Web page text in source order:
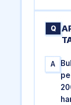
Q
A